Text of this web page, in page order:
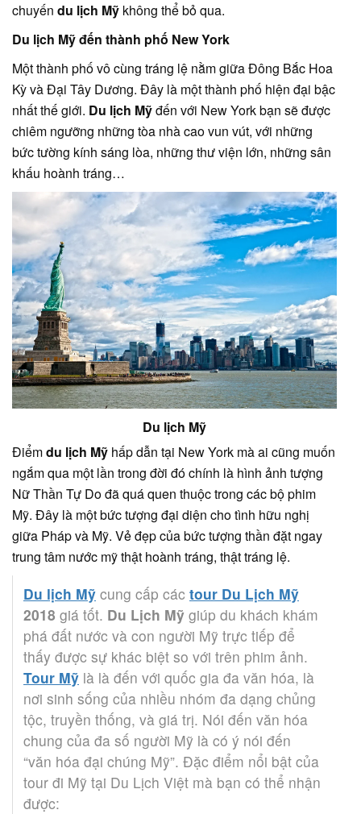
chuyến du lịch Mỹ không thể bỏ qua.
Du lịch Mỹ đến thành phố New York
Một thành phố vô cùng tráng lệ nằm giữa Đông Bắc Hoa
Kỳ và Đại Tây Dương. Đây là một thành phố hiện đại bậc
nhất thế giới. Du lịch Mỹđến với New York bạn sẽ được
chiêm ngưỡng những tòa nhà cao vun vút, với những
bức tường kính sáng lòa, những thư viện lớn, những sân
khấu hoành tráng…
Du lịch Mỹ
Điểmdu lịch Mỹ hấp dẫn tại New York mà ai cũng muốn
ngắm qua một lần trong đời đó chính là hình ảnh tượng
Nữ Thần Tự Do đã quá quen thuộc trong các bộ phim
Mỹ. Đây là một bức tượng đại diện cho tình hữu nghị
giữa Pháp và Mỹ. Vẻ đẹp của bức tượng thần đặt ngay
trung tâm nước mỹ thật hoành tráng, thật tráng lệ.
Du lịch Mỹ cung cấp các tour Du Lịch Mỹ
2018 giá tốt. Du Lịch Mỹ giúp du khách khám
phá đất nước và con người Mỹ trực tiếp để
thấy được sự khác biệt so với trên phim ảnh.
Tour Mỹ là là đến với quốc gia đa văn hóa, là
nơi sinh sống của nhiều nhóm đa dạng chủng
tộc, truyền thống, và giá trị. Nói đến văn hóa
chung của đa số người Mỹ là có ý nói đến
“văn hóa đại chúng Mỹ”. Đặc điểm nổi bật của
tour đi Mỹ tại Du Lịch Việt mà bạn có thể nhận
được: